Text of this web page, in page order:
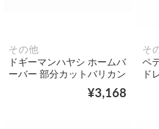
その他
ドギーマンハヤシ ホームバ
ーバー 部分カットバリカン
¥3,168
そ
ペ
ド